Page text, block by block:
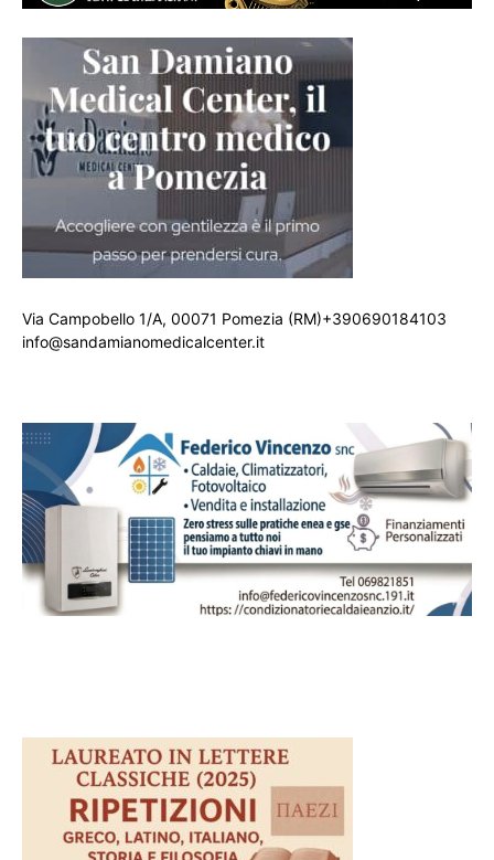
Via Campobello 1/A, 00071 Pomezia (RM)+390690184103
info@sandamianomedicalcenter.it